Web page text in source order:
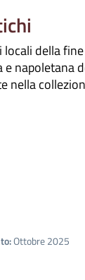
locali della
e napoletana
nella
Ottobre 2025